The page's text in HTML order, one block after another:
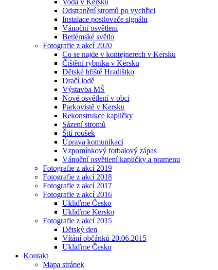
Voda v Kersku
Odstranění stromů po vychřici
Instalace posilovače signálu
Vánoční osvětlení
Betlémské světlo
Fotografie z akcí 2020
Co se najde v kontejnerech v Kersku
Čištění rybníka v Kersku
Dětské hřiště Hradištko
Dračí lodě
Výstavba MŠ
Nové osvětlení v obci
Parkovistě v Kersku
Rekonstrukce kapličky
Sázení stromů
Šití roušek
Úprava komunikací
Vzpomínkový fotbalový zápas
Vánoční osvětlení kapličky a pramenu
Fotografie z akcí 2019
Fotografie z akcí 2018
Fotografie z akcí 2017
Fotografie z akcí 2016
Ukliďme Česko
Ukliďme Kersko
Fotografie z akcí 2015
Dětský den
Vítání občánků 20.06.2015
Ukliďme Česko
Kontakt
Mapa stránek